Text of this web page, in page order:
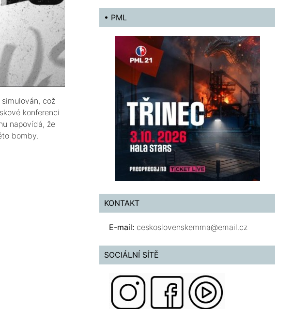
což
konferenci
napovídá, že
bomby.
• PML
KONTAKT
E-mail: ceskoslovenskemma@email.cz
SOCIÁLNÍ SÍTĚ